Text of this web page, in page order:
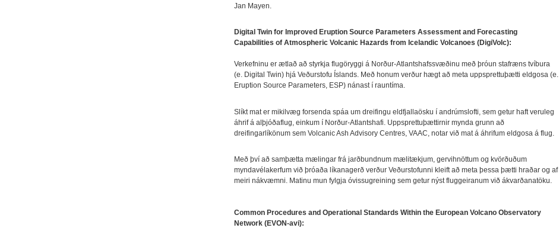
Jan Mayen.
Digital Twin for Improved Eruption Source Parameters Assessment and Forecasting
Capabilities of Atmospheric Volcanic Hazards from Icelandic Volcanoes (DigiVolc):
Verkefninu er ætlað að styrkja flugöryggi á Norður-Atlantshafssvæðinu með þróun stafræns tvíbura
(e. Digital Twin) hjá Veðurstofu Íslands. Með honum verður hægt að meta uppsprettuþætti eldgosa (e.
Eruption Source Parameters, ESP) nánast í rauntíma.
Slíkt mat er mikilvæg forsenda spáa um dreifingu eldfjallaösku í andrúmslofti, sem getur haft veruleg
áhrif á alþjóðaflug, einkum í Norður-Atlantshafi. Uppsprettuþættirnir mynda grunn að
dreifingarlíkönum sem Volcanic Ash Advisory Centres, VAAC, notar við mat á áhrifum eldgosa á flug.
Með því að samþætta mælingar frá jarðbundnum mælitækjum, gervihnöttum og kvörðuðum
myndavélakerfum við þróaða líkanagerð verður Veðurstofunni kleift að meta þessa þætti hraðar og af
meiri nákvæmni. Matinu mun fylgja óvissugreining sem getur nýst fluggeiranum við ákvarðanatöku.
Common Procedures and Operational Standards Within the European Volcano Observatory
Network (EVON-avi):